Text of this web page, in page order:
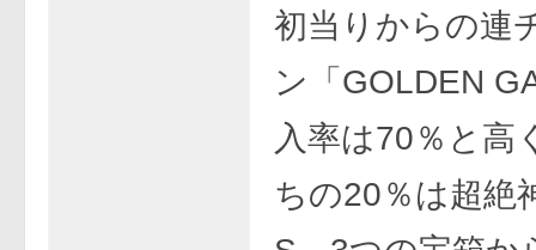
初当りからの連
ン「GOLDEN
入率は70％と高
ちの20％は超絶